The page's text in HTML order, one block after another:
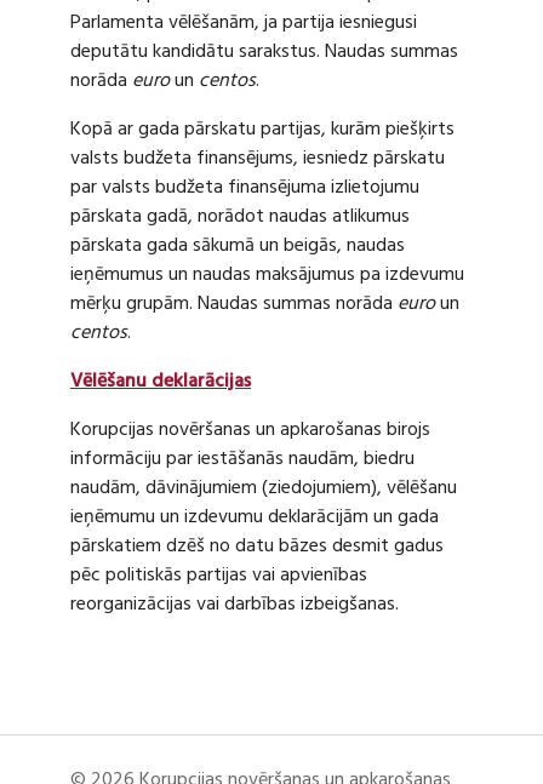
Parlamenta vēlēšanām, ja partija iesniegusi
deputātu kandidātu sarakstus. Naudas summas
norāda euroun centos.
Kopā ar gada pārskatu partijas, kurām piešķirts
valsts budžeta finansējums, iesniedz pārskatu
par valsts budžeta finansējuma izlietojumu
pārskata gadā, norādot naudas atlikumus
pārskata gada sākumā un beigās, naudas
ieņēmumus un naudas maksājumus pa izdevumu
mērķu grupām. Naudas summas norāda euroun
centos.
Vēlēšanu deklarācijas
Korupcijas novēršanas un apkarošanas birojs
informāciju par iestāšanās naudām, biedru
naudām, dāvinājumiem (ziedojumiem), vēlēšanu
ieņēmumu un izdevumu deklarācijām un gada
pārskatiem dzēš no datu bāzes desmit gadus
pēc politiskās partijas vai apvienības
reorganizācijas vai darbības izbeigšanas.